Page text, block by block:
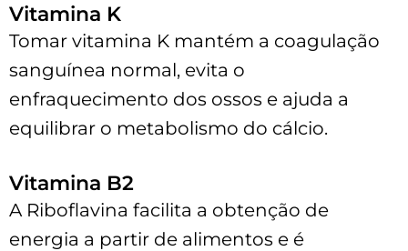
Vitamina K
Tomar vitamina K mantém a coagulação
sanguínea normal, evita o
enfraquecimento dos ossos e ajuda a
equilibrar o metabolismo do cálcio.
Vitamina B2
A Riboflavina facilita a obtenção de
energia a partir de alimentos e é